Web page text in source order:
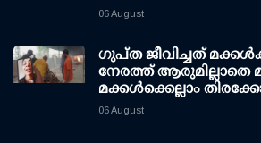
06 August
ഗുപ്ത ജീവിച്ചത്
നേരത്ത് ആരുമില്ലാതെ
മക്കള്‍ക്കെല്ലാം
06 August